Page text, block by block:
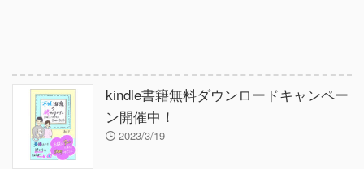
kindle書籍無料ダウンロードキャンペー
ン開催中！
2023/3/19